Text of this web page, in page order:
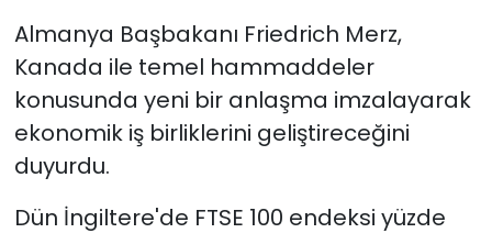
Almanya Başbakanı Friedrich Merz,
Kanada ile temel hammaddeler
konusunda yeni bir anlaşma imzalayarak
ekonomik iş birliklerini geliştireceğini
duyurdu.
Dün İngiltere'de FTSE 100 endeksi yüzde